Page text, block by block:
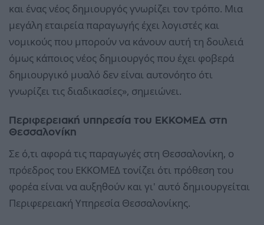
και ένας νέος δημιουργός γνωρίζει τον τρόπο. Μια
μεγάλη εταιρεία παραγωγής έχει λογιστές και
νομικούς που μπορούν να κάνουν αυτή τη δουλειά
όμως κάποιος νέος δημιουργός που έχει φοβερά
δημιουργικό μυαλό δεν είναι αυτονόητο ότι
γνωρίζει τις διαδικασίες», σημειώνει.
Περιφερειακή υπηρεσία του ΕΚΚΟΜΕΔ στη
Θεσσαλονίκη
Σε ό,τι αφορά τις παραγωγές στη Θεσσαλονίκη, ο
πρόεδρος του ΕΚΚΟΜΕΔ τονίζει ότι πρόθεση του
φορέα είναι να αυξηθούν και γι' αυτό δημιουργείται
Περιφερειακή Υπηρεσία Θεσσαλονίκης.